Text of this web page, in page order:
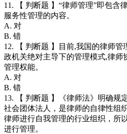
11. 【 判断题 】“律师管理”即包含
服务性管理的内容。
A. 对
B. 错
12. 【 判断题 】目前,我国的律师
政机关绝对主导下的管理模式,律师
管理权能。
A. 对
B. 错
13. 【 判断题 】《律师法》明确规
社会团体法人，是律师的自律性组
律师进行自我管理的行业组织，所
进行管理。